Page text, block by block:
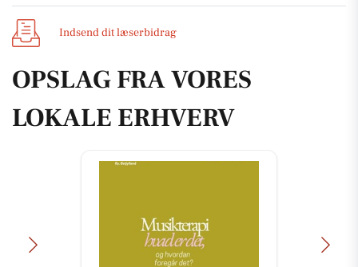
Indsend dit læserbidrag
OPSLAG FRA VORES
LOKALE ERHVERV